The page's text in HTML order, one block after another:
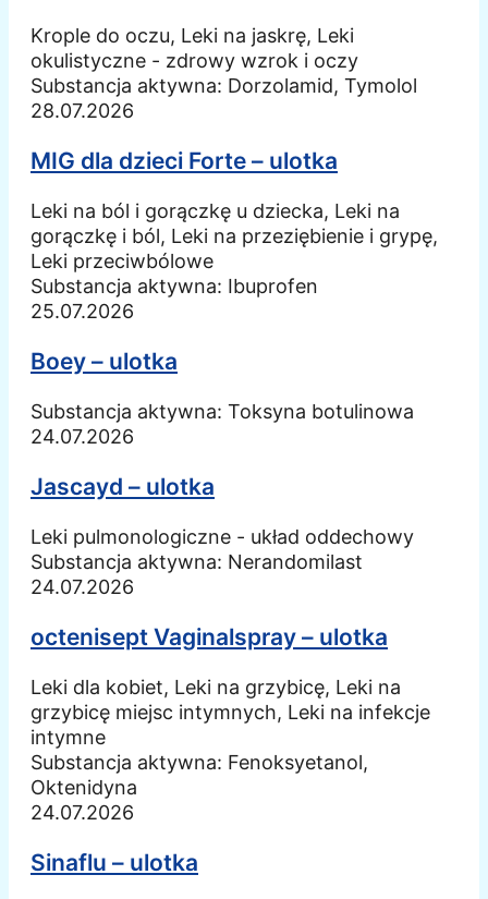
Krople do oczu, Leki na jaskrę, Leki
okulistyczne - zdrowy wzrok i oczy
Substancja aktywna: Dorzolamid, Tymolol
28.07.2026
MIG dla dzieci Forte – ulotka
Leki na ból i gorączkę u dziecka, Leki na
gorączkę i ból, Leki na przeziębienie i grypę,
Leki przeciwbólowe
Substancja aktywna: Ibuprofen
25.07.2026
Boey – ulotka
Substancja aktywna: Toksyna botulinowa
24.07.2026
Jascayd – ulotka
Leki pulmonologiczne - układ oddechowy
Substancja aktywna: Nerandomilast
24.07.2026
octenisept Vaginalspray – ulotka
Leki dla kobiet, Leki na grzybicę, Leki na
grzybicę miejsc intymnych, Leki na infekcje
intymne
Substancja aktywna: Fenoksyetanol,
Oktenidyna
24.07.2026
Sinaflu – ulotka